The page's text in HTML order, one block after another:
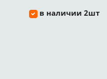
в наличии 2шт